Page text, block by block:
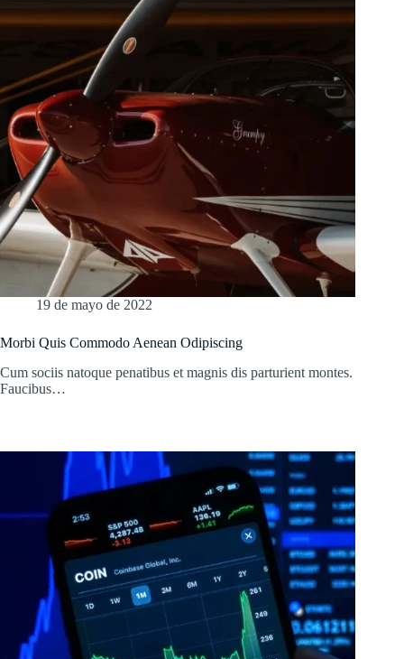
19 de mayo de 2022
Morbi Quis Commodo Aenean Odipiscing
Cum sociis natoque penatibus et magnis dis parturient montes.
Faucibus…